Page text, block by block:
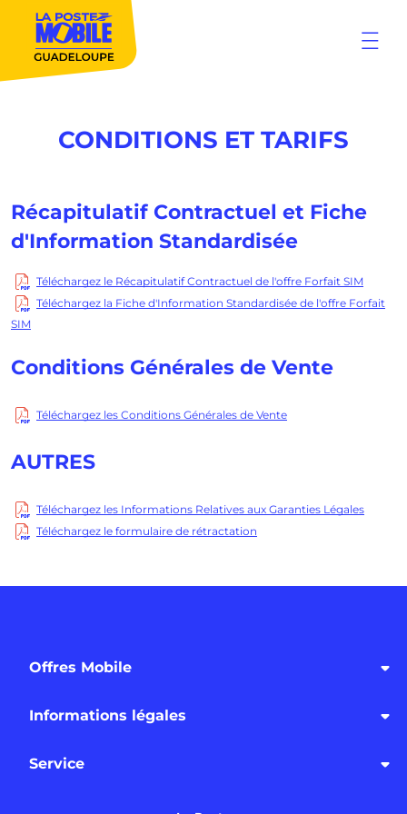
CONDITIONS ET TARIFS
Récapitulatif Contractuel et Fiche
d'Information Standardisée
Téléchargez le Récapitulatif Contractuel de l'offre Forfait SIM
Téléchargez la Fiche d'Information Standardisée de l'offre Forfait
SIM
Conditions Générales de Vente
Téléchargez les Conditions Générales de Vente
AUTRES
Téléchargez les Informations Relatives aux Garanties Légales
Téléchargez le formulaire de rétractation
Offres Mobile
Informations légales
Service